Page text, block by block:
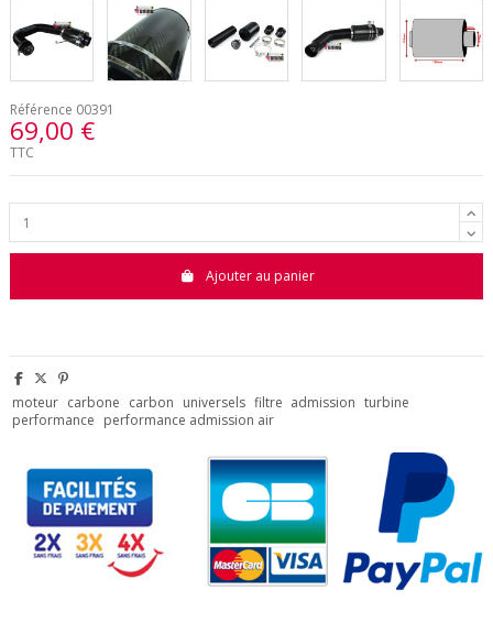
Référence 00391
69,00 €
TTC
Ajouter au panier
moteur carbone carbon universels filtre admission turbine
performance performance admission air